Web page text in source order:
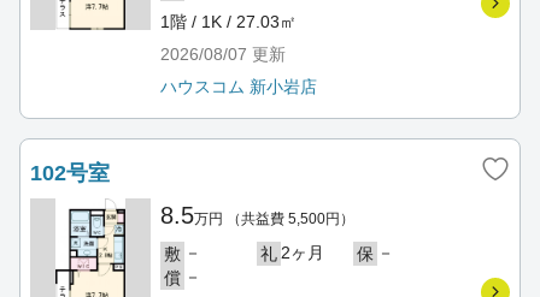
1階 / 1K / 27.03㎡
2026/08/07 更新
ハウスコム 新小岩店
102号室
8.5万円 （共益費 5,500円）
敷 － 礼 2ヶ月 保 －
償 －